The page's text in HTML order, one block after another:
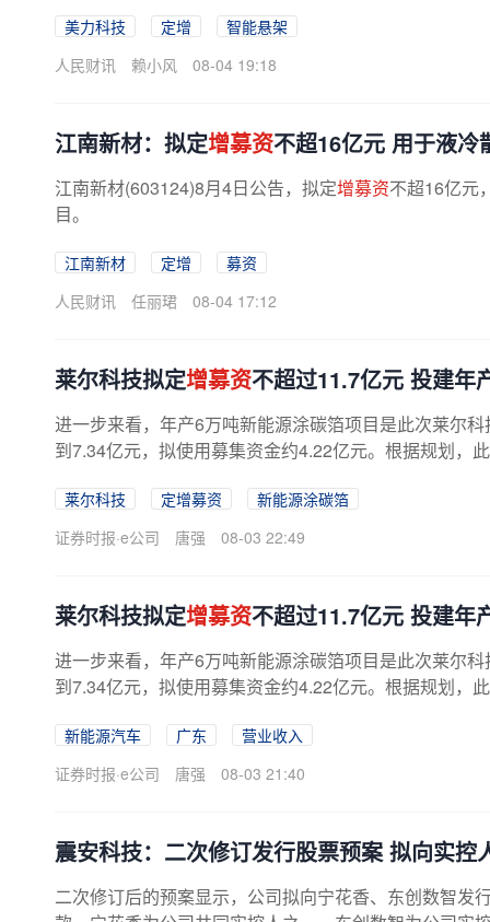
美力科技 定增
智能悬架
人民财讯
赖小风 08-04 19:18
江南新材：拟定增募资不超16亿元 用于液冷
江南新材(603124)8月4日公告，拟定增募资不超16亿元
目。
江南新材 定增
募资
人民财讯
任丽珺 08-04 17:12
莱尔科技拟定增募资不超过11.7亿元 投建年
进一步来看，年产6万吨新能源涂碳箔项目是此次莱尔科
到7.34亿元，拟使用募集资金约4.22亿元。根据规划，
莱尔科技 定增募资
新能源涂碳箔
证券时报·e公司
唐强 08-03 22:49
莱尔科技拟定增募资不超过11.7亿元 投建年
进一步来看，年产6万吨新能源涂碳箔项目是此次莱尔科
到7.34亿元，拟使用募集资金约4.22亿元。根据规划，
新能源汽车 广东
营业收入
证券时报·e公司
唐强 08-03 21:40
震安科技：二次修订发行股票预案 拟向实控
二次修订后的预案显示，公司拟向宁花香、东创数智发